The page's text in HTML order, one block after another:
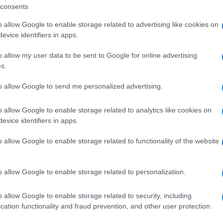
allow Google to enable storage related to advertising like cookies on
identifiers in apps.
allow my user data to be sent to Google for online advertising
allow Google to send me personalized advertising.
allow Google to enable storage related to analytics like cookies on
identifiers in apps.
allow Google to enable storage related to functionality of the website
allow Google to enable storage related to personalization.
allow Google to enable storage related to security, including
functionality and fraud prevention, and other user protection.
coinvolge diversi gruppi muscolari, tra cui
Camminare su terreni variabili o
l’attivazione muscolare, contribuendo
Fitnesswalk® aiuta a migliorare la
Durante la camminata, si impegna una
migliorare la mobilità articolare e la
L’esercizio fisico, incluso il
di endorfine, che sono noti come “ormoni
a ridurre lo stress, migliorare l’umore
di benessere.
all’aperto può favorire la salute
e depressione. Godere della natura,